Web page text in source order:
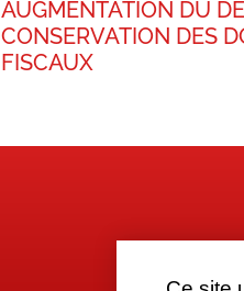
AUGMENTATION DU
CONSERVATION DES
FISCAUX